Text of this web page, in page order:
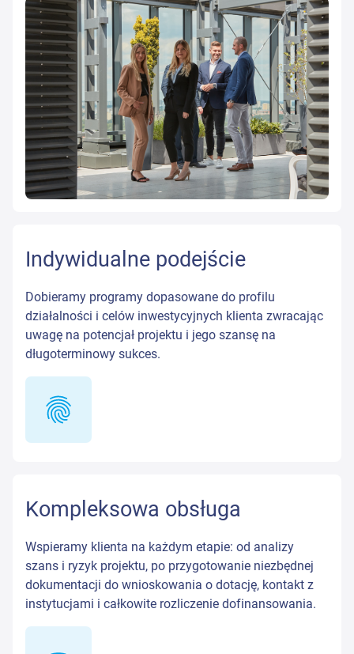
Indywidualne podejście
Dobieramy programy dopasowane do profilu
działalności i celów inwestycyjnych klienta zwracając
uwagę na potencjał projektu i jego szansę na
długoterminowy sukces.
Kompleksowa obsługa
Wspieramy klienta na każdym etapie: od analizy
szans i ryzyk projektu, po przygotowanie niezbędnej
dokumentacji do wnioskowania o dotację, kontakt z
instytucjami i całkowite rozliczenie dofinansowania.